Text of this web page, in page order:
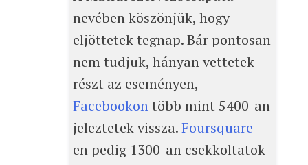
nevében köszönjük, hogy
eljöttetek tegnap. Bár pontosan
nem tudjuk, hányan vettetek
részt az eseményen,
Facebookontöbb mint 5400-an
jeleztetek vissza.Foursquare-
en pedig 1300-an csekkoltatok